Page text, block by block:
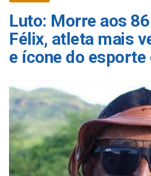
Luto: Morre aos
Félix, atleta mais
e ícone do esporte